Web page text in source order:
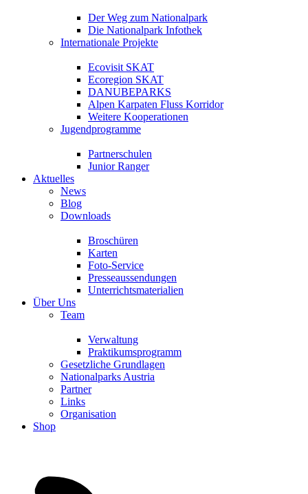
Der Weg zum Nationalpark
Die Nationalpark Infothek
Internationale Projekte
Ecovisit SKAT
Ecoregion SKAT
DANUBEPARKS
Alpen Karpaten Fluss Korridor
Weitere Kooperationen
Jugendprogramme
Partnerschulen
Junior Ranger
Aktuelles
News
Blog
Downloads
Broschüren
Karten
Foto-Service
Presseaussendungen
Unterrichtsmaterialien
Über Uns
Team
Verwaltung
Praktikumsprogramm
Gesetzliche Grundlagen
Nationalparks Austria
Partner
Links
Organisation
Shop